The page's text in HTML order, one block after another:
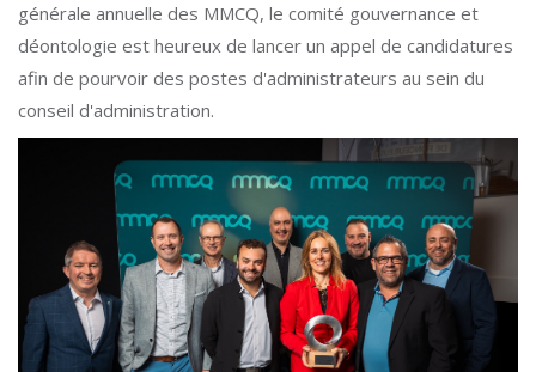
générale annuelle des MMCQ, le comité gouvernance et
déontologie est heureux de lancer un appel de candidatures
afin de pourvoir des postes d'administrateurs au sein du
conseil d'administration.